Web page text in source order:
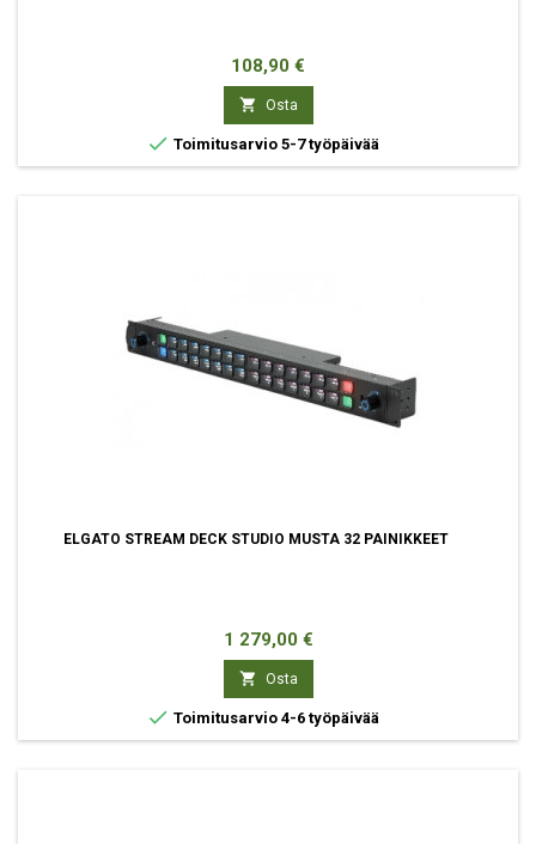
Hinta
108,90 €
 Osta
 Toimitusarvio 5-7 työpäivää
ELGATO STREAM DECK STUDIO MUSTA 32 PAINIKKEET
Hinta
1 279,00 €
 Osta
 Toimitusarvio 4-6 työpäivää